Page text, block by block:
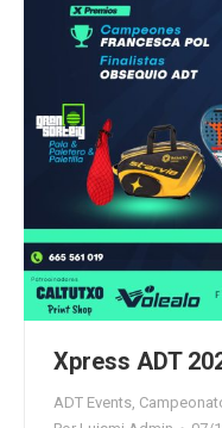
Xpress ADT
ADT Events